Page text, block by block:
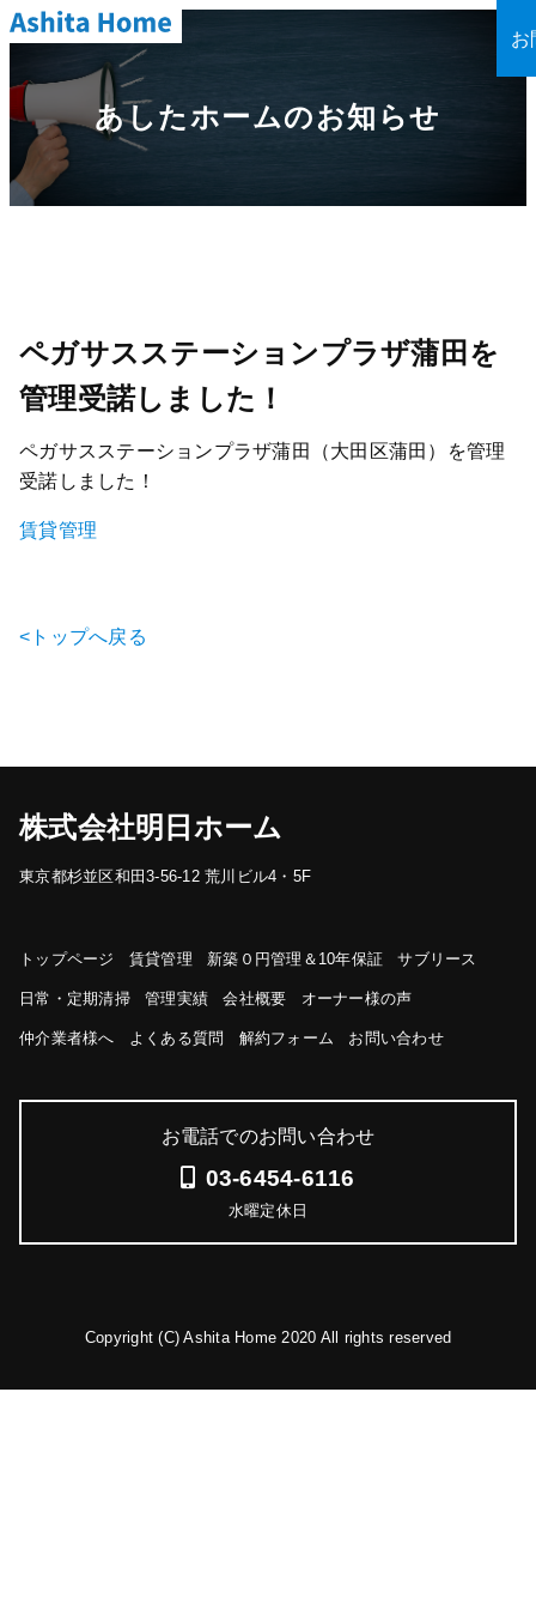
お
あしたホームのお知らせ
ペガサスステーションプラザ蒲田を
管理受諾しました！
ペガサスステーションプラザ蒲田（大田区蒲田）を管理
受諾しました！
賃貸管理
<トップへ戻る
株式会社明日ホーム
東京都杉並区和田3-56-12 荒川ビル4・5F
トップページ 賃貸管理 新築０円管理＆10年保証 サブリース
日常・定期清掃 管理実績 会社概要 オーナー様の声
仲介業者様へ よくある質問 解約フォーム お問い合わせ
お電話でのお問い合わせ
03-6454-6116
水曜定休日
Copyright (C) Ashita Home 2020 All rights reserved